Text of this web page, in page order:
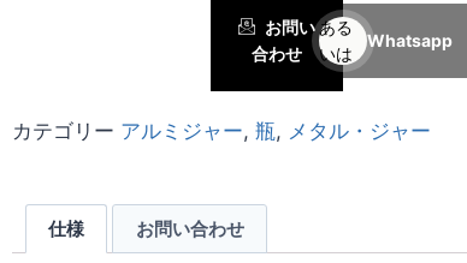
お問い
合わせ
ある
いは
Whatsapp
カテゴリー アルミジャー, 瓶, メタル・ジャー
仕様 お問い合わせ